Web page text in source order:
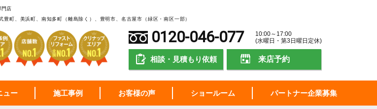
門店
町、美浜町、南知多町（離島除く）、豊明市、名古屋市（緑区・南区一部）
0120-046-077
10:00～17:00
(水曜日・第3日曜日定休)
相談・見積もり依頼 来店予約
ュー 施工事例 お客様の声 ショールーム パートナー企業募集